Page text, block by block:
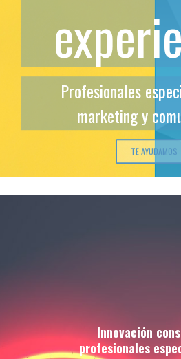
Profesionales
marketing y
TE AYUDAMOS
Innovación
profesionales